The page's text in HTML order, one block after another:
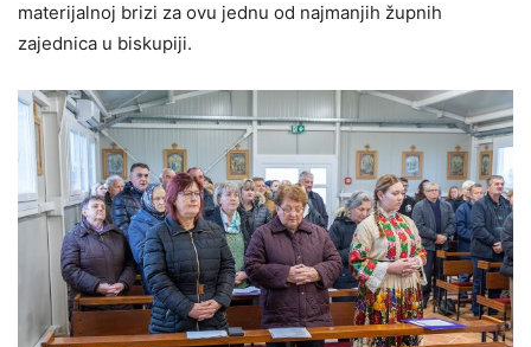
materijalnoj brizi za ovu jednu od najmanjih župnih
zajednica u biskupiji.